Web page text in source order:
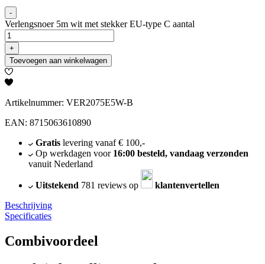
-
Verlengsnoer 5m wit met stekker EU-type C aantal
+
Toevoegen aan winkelwagen
Artikelnummer: VER2075E5W-B
EAN: 8715063610890
Gratislevering vanaf € 100,-
Op werkdagen voor 16:00 besteld, vandaag verzonden
vanuit Nederland
Uitstekend 781 reviews op
klantenvertellen
Beschrijving
Specificaties
Combivoordeel